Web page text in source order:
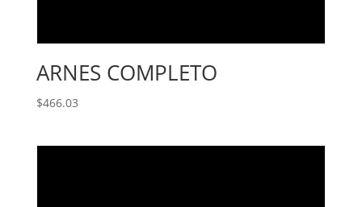
ARNES COMPLETO
$466.03